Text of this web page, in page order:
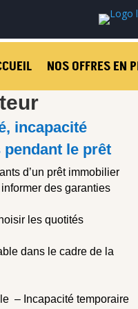
NOS OFFRES EN
incapacité
le prêt
d’un prêt immobilier
des garanties
les quotités
dans le cadre de la
– Incapacité temporaire